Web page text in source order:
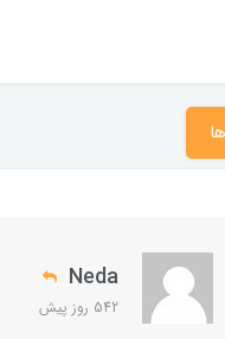
Neda
542 روز پیش